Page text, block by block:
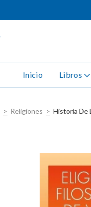
Inicio Libros
> Religiones > Historia De